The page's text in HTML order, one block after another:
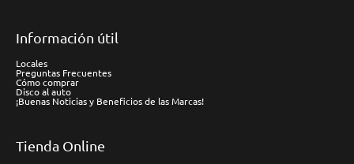
Información útil
Locales
Preguntas Frecuentes
Cómo comprar
Disco al auto
¡Buenas Noticias y Beneficios de las Marcas!
Tienda Online